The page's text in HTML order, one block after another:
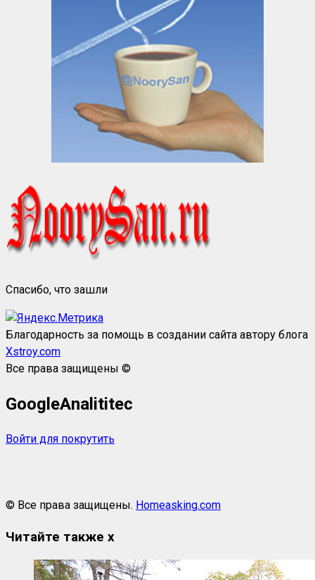
Спасибо, что зашли
Благодарность за помощь в создании сайта автору блога
Xstroy.com
Все права защищены ©
GoogleAnalititec
Войти для покрутить
© Все права защищены. Homeasking.com
Читайте также x